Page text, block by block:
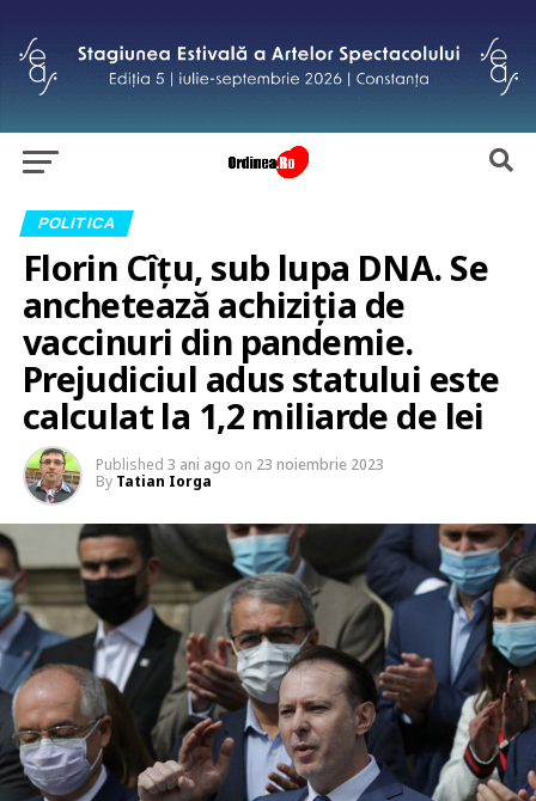
POLITICA
Florin Cîțu, sub lupa DNA. Se
anchetează achiziția de
vaccinuri din pandemie.
Prejudiciul adus statului este
calculat la 1,2 miliarde de lei
Published 3 ani ago on 23 noiembrie 2023
By Tatian Iorga